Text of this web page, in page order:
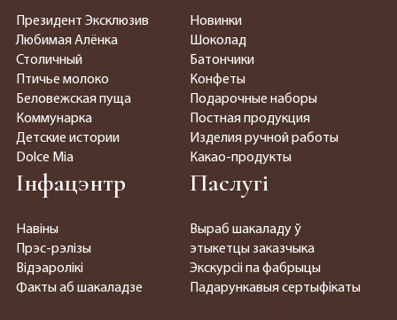
Президент Эксклюзив
Любимая Алёнка
Столичный
Птичье молоко
Беловежская пуща
Коммунарка
Детские истории
Dolce Mia
Новинки
Шоколад
Батончики
Конфеты
Подарочные наборы
Постная продукция
Изделия ручной работы
Какао-продукты
Інфацэнтр
Навіны
Прэс-рэлізы
Відэаролікі
Факты аб шакаладзе
Паслугі
Выраб шакаладу ў
этыкетцы заказчыка
Экскурсіі па фабрыцы
Падарункавыя сертыфікаты